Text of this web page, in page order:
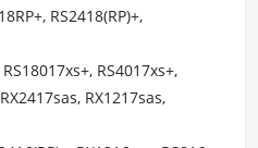
RS2418(RP)+,
RS4017xs+,
RX1217sas,